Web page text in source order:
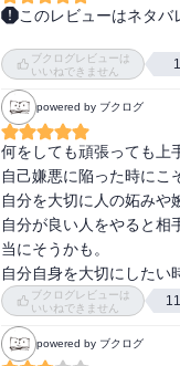
このレビューはネタバ
恒常性→いい人を演じる
この発見は初めてで、ま
ブクログレビューは
いいねできません
1
powered by ブクログ
何をしても頑張っても上
自己嫌悪に陥った時にこ
自分を大切に人の妬みや
自分が良い人をやると相
当にそうかも。
自分自身を大切にしたい
ブクログレビューは
いいねできません
11
powered by ブクログ